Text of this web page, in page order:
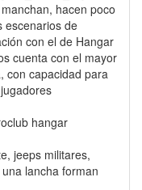
hacen poco
escenarios de
con el de Hangar
cuenta con el mayor
con capacidad para
jeeps militares,
lancha forman